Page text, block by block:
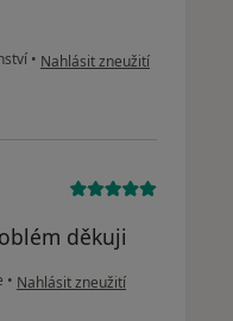
• podle názoru uživatele KM
Nahlásit zneužití
děkuji
• podle názoru uživatele Soukupová
Nahlásit zneužití